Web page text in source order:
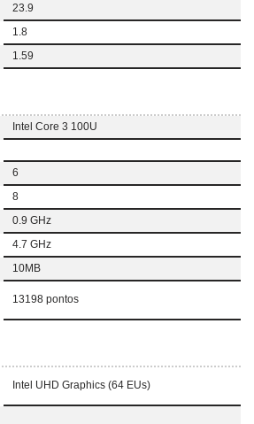
23.9
1.8
1.59
Intel Core 3 100U
6
8
0.9 GHz
4.7 GHz
10MB
13198 pontos
Intel UHD Graphics (64 EUs)